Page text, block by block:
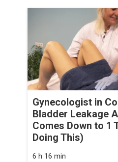
Gynecologist in
Bladder Leakage
Comes Down to 1
Doing This)
6 h 16 min